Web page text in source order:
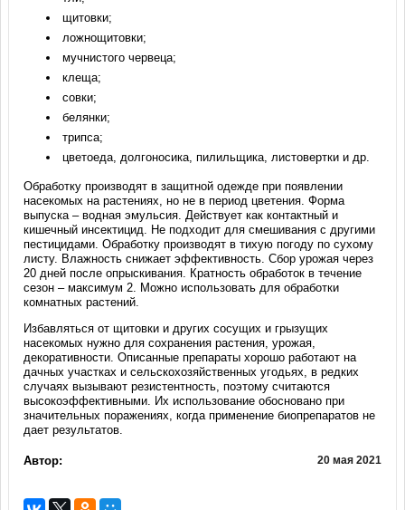
щитовки;
ложнощитовки;
мучнистого червеца;
клеща;
совки;
белянки;
трипса;
цветоеда, долгоносика, пилильщика, листовертки и др.
Обработку производят в защитной одежде при появлении
насекомых на растениях, но не в период цветения. Форма
выпуска – водная эмульсия. Действует как контактный и
кишечный инсектицид. Не подходит для смешивания с другими
пестицидами. Обработку производят в тихую погоду по сухому
листу. Влажность снижает эффективность. Сбор урожая через
20 дней после опрыскивания. Кратность обработок в течение
сезон – максимум 2. Можно использовать для обработки
комнатных растений.
Избавляться от щитовки и других сосущих и грызущих
насекомых нужно для сохранения растения, урожая,
декоративности. Описанные препараты хорошо работают на
дачных участках и сельскохозяйственных угодьях, в редких
случаях вызывают резистентность, поэтому считаются
высокоэффективными. Их использование обосновано при
значительных поражениях, когда применение биопрепаратов не
дает результатов.
20 мая 2021
Автор: